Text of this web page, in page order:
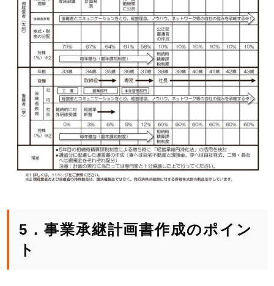
5．事業承継計画書作成のポイン
ト